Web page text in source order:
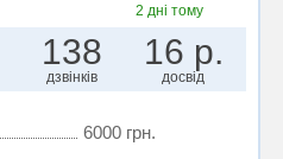
2 дні тому
138
дзвінків
16 р.
досвід
6000 грн.